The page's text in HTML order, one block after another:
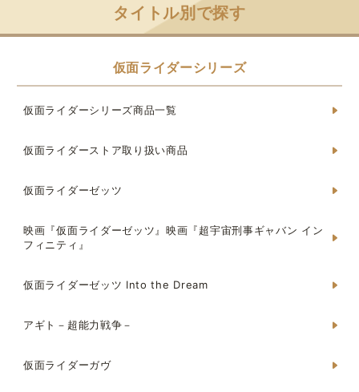
タイトル別で探す
仮面ライダーシリーズ
仮面ライダーシリーズ商品一覧
仮面ライダーストア取り扱い商品
仮面ライダーゼッツ
映画『仮面ライダーゼッツ』映画『超宇宙刑事ギャバン イン
フィニティ』
仮面ライダーゼッツ Into the Dream
アギト－超能力戦争－
仮面ライダーガヴ